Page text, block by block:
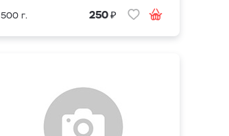
500 г. 250₽